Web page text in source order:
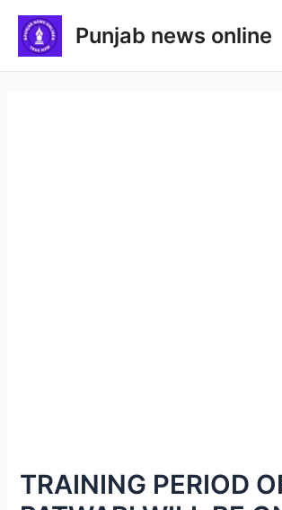
content
Punjab news online
TRAINING PERIOD